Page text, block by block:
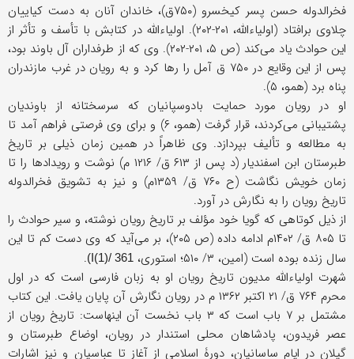
فخرالدوله حسن پسر كیخسرو (۷۵۰ق)، خاندان آنان به دست كیاییان
چلاوی برافتاد (اولیاءالله، ۲۰۱-۲۰۲). اولیاءالله در كتابش با تأسف و تأثر از
این حوادث یاد می‌كند (ص ۵، ۲۰۱-۲۰۲). وی كه از طرفداران آل باوند بود،
پس از این وقایع در ۷۵۰ ق آمل را رها كرد و به رویان در غرب مازندران
پناه برد (همو، ۵).
او در رویان مورد حمایت بادوسپانیان كه سرسختانه از باوندیان
پشتیبانی می‌كردند، قرار گرفت (همو، ۶) و برای وی فرصتی فراهم آمد تا
به مطالعه و تألیف بپردازد. وی ظاهراً در همین زمان ذیلی بر تاریخ
طبرستان ابن اسفندیار (د پس از ۶۱۳ ق/ ۱۲۱۶ م) نوشت و رویدادها را تا
زمان خویش نگاشت (ح ۷۶۰ ق/ ۱۳۵۹م) و نیز به تشویق فخرالدوله
تاریخ رویان را به نگارش در آورد.
از ذیل كوتاهی كه گویا خود مؤلف بر تاریخ رویان نوشته، و سیر حوادث را
تا ۸۰۵ ق/ ۱۴۰۲م ادامه داده (ص ۲۰۵)، بر می‌آید كه وی دست كم تا این
سال زنده بوده است (امین، ۳/ ۵۱۰؛ استوری،
I(1)/ 361)
.
شهرت اولیاءالله مدیون تاریخ رویان او به زبان فارسی است كه در اول
محرم ۷۶۴ ق/ ۲۱ اكتبر ۱۳۶۲ م در رویان نگارش آن پایان یافت. این كتاب
مشتمل بر ۷ باب است كه ۳ باب نخست آن اینهاست: تاریخ رویان از
عصر فریدون، پادشاهان محلی استندار در رویان، اوضاع طبرستان و
گیلان در ایام ساسانیان، دورۀ اسلامی از آغاز تا عباسیان و نیز اشارات